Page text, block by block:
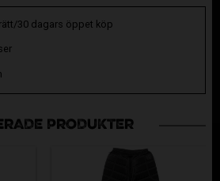
30 dagars öppet köp
PRODUKTER